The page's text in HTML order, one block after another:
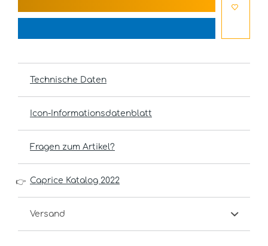
Technische Daten
Icon-Informationsdatenblatt
Fragen zum Artikel?
👉 Caprice Katalog 2022
Versand